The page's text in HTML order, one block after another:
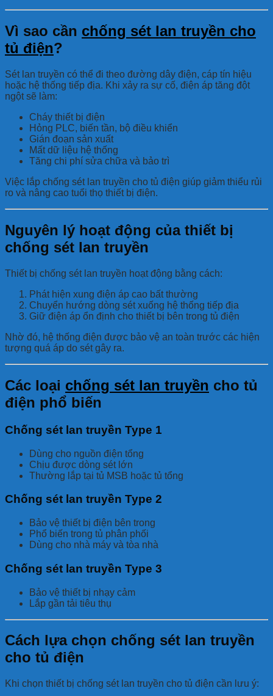
Vì sao cần chống sét lan truyền cho
tủ điện?
Sét lan truyền có thể đi theo đường dây điện, cáp tín hiệu
hoặc hệ thống tiếp địa. Khi xảy ra sự cố, điện áp tăng đột
ngột sẽ làm:
Cháy thiết bị điện
Hỏng PLC, biến tần, bộ điều khiển
Gián đoạn sản xuất
Mất dữ liệu hệ thống
Tăng chi phí sửa chữa và bảo trì
Việc lắp chống sét lan truyền cho tủ điện giúp giảm thiểu rủi
ro và nâng cao tuổi thọ thiết bị điện.
Nguyên lý hoạt động của thiết bị
chống sét lan truyền
Thiết bị chống sét lan truyền hoạt động bằng cách:
Phát hiện xung điện áp cao bất thường
Chuyển hướng dòng sét xuống hệ thống tiếp địa
Giữ điện áp ổn định cho thiết bị bên trong tủ điện
Nhờ đó, hệ thống điện được bảo vệ an toàn trước các hiện
tượng quá áp do sét gây ra.
Các loại chống sét lan truyền cho tủ
điện phổ biến
Chống sét lan truyền Type 1
Dùng cho nguồn điện tổng
Chịu được dòng sét lớn
Thường lắp tại tủ MSB hoặc tủ tổng
Chống sét lan truyền Type 2
Bảo vệ thiết bị điện bên trong
Phổ biến trong tủ phân phối
Dùng cho nhà máy và tòa nhà
Chống sét lan truyền Type 3
Bảo vệ thiết bị nhạy cảm
Lắp gần tải tiêu thụ
Cách lựa chọn chống sét lan truyền
cho tủ điện
Khi chọn thiết bị chống sét lan truyền cho tủ điện cần lưu ý: